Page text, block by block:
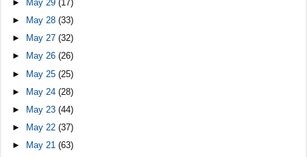
►
May 29(17)
►
May 28(33)
►
May 27(32)
►
May 26(26)
► May 25(25)
►
May 24(28)
►
May 23(44)
►
May 22(37)
►
May 21(63)